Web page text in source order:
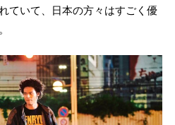
ていて、日本の方々はすごく優